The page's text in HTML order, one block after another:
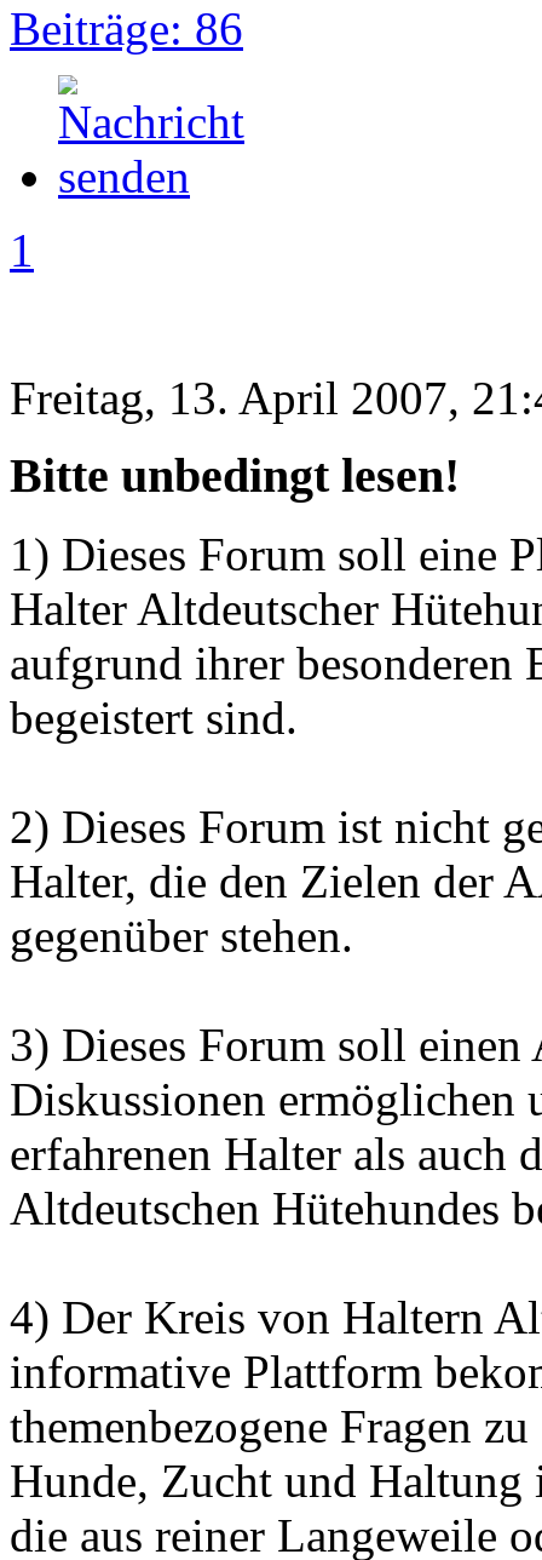
Beiträge: 86
1
Freitag, 13. April 2007,
Bitte unbedingt lesen!
1) Dieses Forum soll eine
Halter Altdeutscher
aufgrund ihrer besonderen
begeistert sind.
2) Dieses Forum ist nicht
Halter, die den Zielen der
gegenüber stehen.
3) Dieses Forum soll
Diskussionen ermöglichen
erfahrenen Halter als auch
Altdeutschen Hütehundes
4) Der Kreis von Haltern
informative Plattform
themenbezogene Fragen
Hunde, Zucht und Haltung
die aus reiner Langeweile